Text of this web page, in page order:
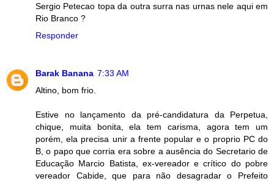
Sergio Petecao topa da outra surra nas urnas nele aqui em
Rio Branco ?
Responder
Barak Banana 7:33 AM
Altino, bom frio.
Estive no lançamento da pré-candidatura da Perpetua,
chique, muita bonita, ela tem carisma, agora tem um
porém, ela precisa unir a frente popular e o proprio PC do
B, o papo que corria era sobre a ausência do Secretario de
Educação Marcio Batista, ex-vereador e crítico do pobre
vereador Cabide, que para não desagradar o Prefeito